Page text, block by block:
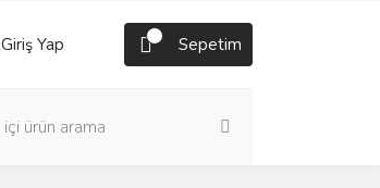
Giriş Yap Sepetim